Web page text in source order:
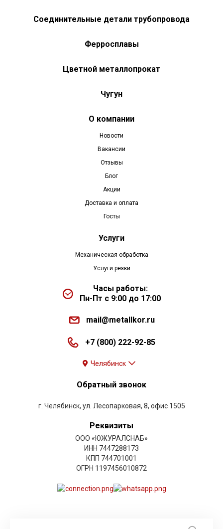
Соединительные детали трубопровода
Ферросплавы
Цветной металлопрокат
Чугун
О компании
Новости
Вакансии
Отзывы
Блог
Акции
Доставка и оплата
Госты
Услуги
Механическая обработка
Услуги резки
Часы работы:
Пн-Пт с 9:00 до 17:00
mail@metallkor.ru
+7 (800) 222-92-85
Челябинск
Обратный звонок
г. Челябинск, ул. Лесопарковая, 8, офис 1505
Реквизиты
ООО «ЮЖУРАЛСНАБ»
ИНН 7447288173
КПП 744701001
ОГРН 1197456010872